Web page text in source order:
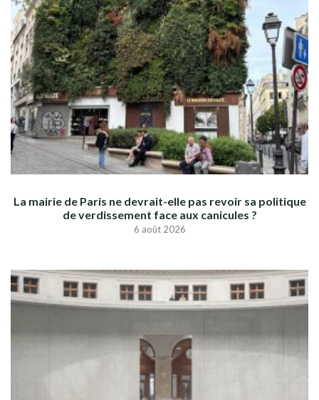
La mairie de Paris ne devrait-elle pas revoir sa politique
de verdissement face aux canicules ?
6 août 2026